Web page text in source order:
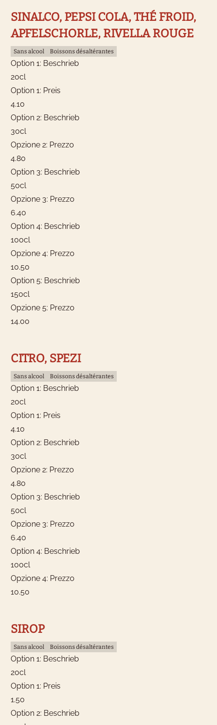
SINALCO, PEPSI COLA, THÉ FROID,
APFELSCHORLE, RIVELLA ROUGE
Sans alcool Boissons désaltérantes
Option 1: Beschrieb
20cl
Option 1: Preis
4.10
Option 2: Beschrieb
30cl
Opzione 2: Prezzo
4.80
Option 3: Beschrieb
50cl
Opzione 3: Prezzo
6.40
Option 4: Beschrieb
100cl
Opzione 4: Prezzo
10.50
Option 5: Beschrieb
150cl
Opzione 5: Prezzo
14.00
CITRO, SPEZI
Sans alcool Boissons désaltérantes
Option 1: Beschrieb
20cl
Option 1: Preis
4.10
Option 2: Beschrieb
30cl
Opzione 2: Prezzo
4.80
Option 3: Beschrieb
50cl
Opzione 3: Prezzo
6.40
Option 4: Beschrieb
100cl
Opzione 4: Prezzo
10.50
SIROP
Sans alcool Boissons désaltérantes
Option 1: Beschrieb
20cl
Option 1: Preis
1.50
Option 2: Beschrieb